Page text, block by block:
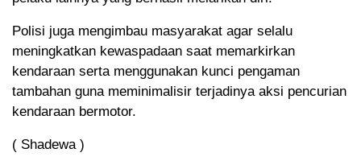
Polisi juga mengimbau masyarakat agar selalu
meningkatkan kewaspadaan saat memarkirkan
kendaraan serta menggunakan kunci pengaman
tambahan guna meminimalisir terjadinya aksi pencurian
kendaraan bermotor.
( Shadewa )